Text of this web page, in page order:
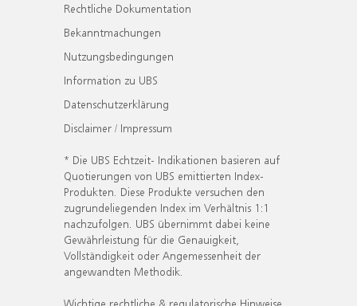
Rechtliche Dokumentation
Bekanntmachungen
Nutzungsbedingungen
Information zu UBS
Datenschutzerklärung
Disclaimer / Impressum
* Die UBS Echtzeit- Indikationen basieren auf
Quotierungen von UBS emittierten Index-
Produkten. Diese Produkte versuchen den
zugrundeliegenden Index im Verhältnis 1:1
nachzufolgen. UBS übernimmt dabei keine
Gewährleistung für die Genauigkeit,
Vollständigkeit oder Angemessenheit der
angewandten Methodik.